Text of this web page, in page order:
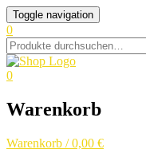
Skip
to
content
Toggle navigation
0
Search
for:
0
Warenkorb
Warenkorb / 0,00 €